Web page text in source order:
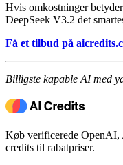
Hvis omkostninger
DeepSeek V3.2 det
Få et tilbud på
Billigste kapable AI med
Køb verificerede
credits til rabatpriser.